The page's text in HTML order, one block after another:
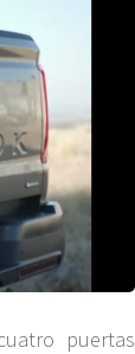
puertas